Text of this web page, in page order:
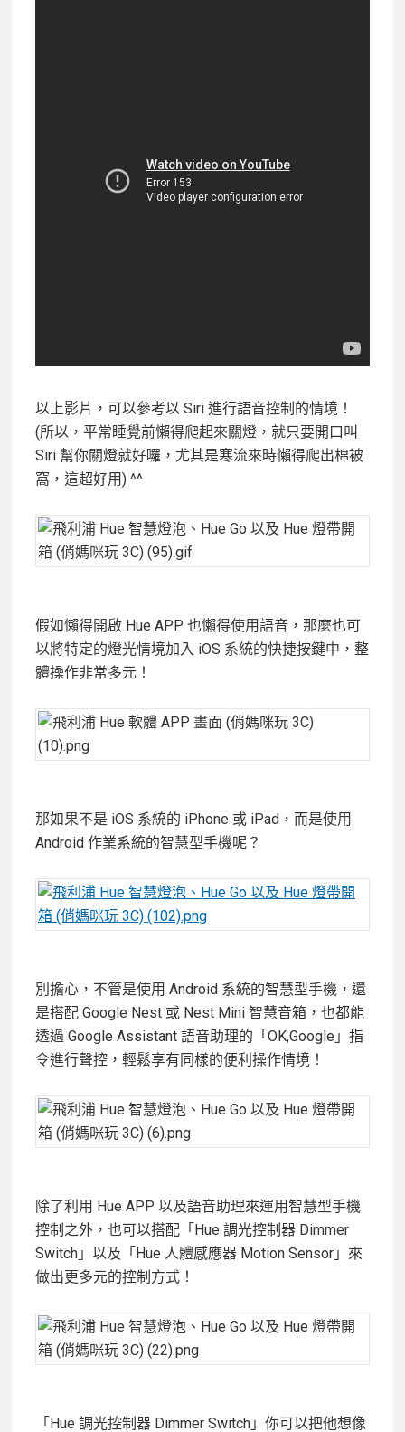
以上影片，可以參考以 Siri 進行語音控制的情境！
(所以，平常睡覺前懶得爬起來關燈，就只要開口叫
Siri 幫你關燈就好囉，尤其是寒流來時懶得爬出棉被
窩，這超好用) ^^
假如懶得開啟 Hue APP 也懶得使用語音，那麼也可
以將特定的燈光情境加入 iOS 系統的快捷按鍵中，整
體操作非常多元！
那如果不是 iOS 系統的 iPhone 或 iPad，而是使用
Android 作業系統的智慧型手機呢？
別擔心，不管是使用 Android 系統的智慧型手機，還
是搭配 Google Nest 或 Nest Mini 智慧音箱，也都能
透過 Google Assistant 語音助理的「OK,Google」指
令進行聲控，輕鬆享有同樣的便利操作情境！
除了利用 Hue APP 以及語音助理來運用智慧型手機
控制之外，也可以搭配「Hue 調光控制器 Dimmer
Switch」以及「Hue 人體感應器 Motion Sensor」來
做出更多元的控制方式！
「Hue 調光控制器 Dimmer Switch」你可以把他想像